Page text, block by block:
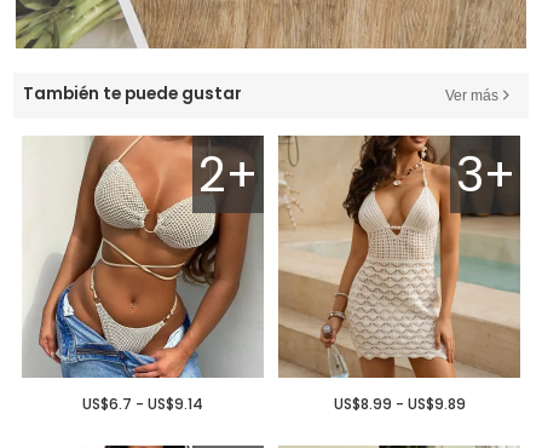
También te puede gustar Ver más
2+
US$6.7 - US$9.14
3+
US$8.99 - US$9.89